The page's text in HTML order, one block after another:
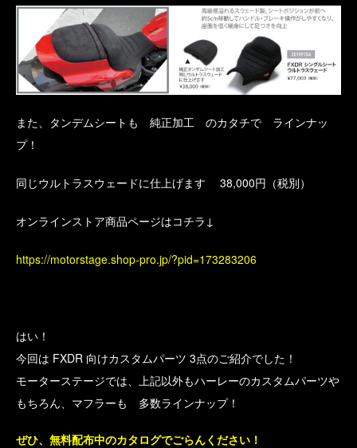
また、タンデムシートも 純正加工 のカタチで ラインナッ
プ！
同じウルトラスウェードに仕上げます 38,000円（税別）
オンラインストア商品ページはコチラ↓
https://motorstage.shop-pro.jp/?pid=173283206
はい！
今回は FXDR 向けカスタムパーツ 3点のご紹介でした！
モーターステージでは、上記以外もハーレーのカスタムパーツや
もちろん、マフラーも 多数ラインナップ！
ぜひ、無料配布中のカタログでごらんください！